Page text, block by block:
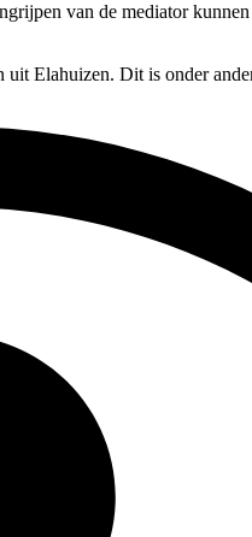
van de mediator
Elahuizen. Dit is onder